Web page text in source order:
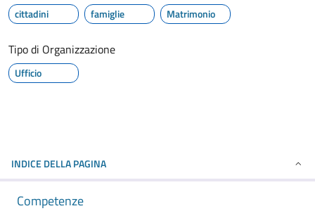
cittadini famiglie Matrimonio
Tipo di Organizzazione
Ufficio
INDICE DELLA PAGINA
Competenze